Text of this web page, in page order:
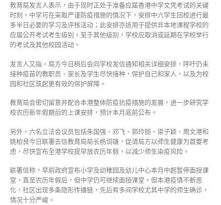
教育局发言人表示，由于现时正处于准备应届香港中学文凭考试的关键
时刻，中学可在采取严谨防疫措施的情况下，安排中六学生回校进行最
多半日必要的学习及评核活动；此安排亦适用于提供非本地课程学校的
应届公开考试考生级别。至于其他级别，学校应取消或延期在学校举行
的考试及其他校园活动。
发言人又指，局方今日稍后会向学校发信通知相关详细安排，呼吁仍未
接种疫苗的教职员、家长及学生尽快接种，保护自己和家人，以及为校
园和社区筑起更有效的保护屏障。
教育局会密切留意并配合本港整体防疫抗疫措施的发展，进一步研究学
校农历新年假期后的上课安排，预计本月底前公布。
另外，六名立法会议员包括朱国强、邓飞、郭玲丽、梁子颖、周文港和
姚柏良今日联署去信教育局局长杨润雄，促请局方以师生健康为首要考
虑，尽快宣布全港学校提早放农历年假，以减少师生染疫风险。
联署信称，早前政府宣布小学及幼稚园及幼儿中心本月中起暂停面授课
堂，直至农历年假后，但中学仍可继续面授课堂。但本港疫情不断恶
化，社区出现多条隐形传播链，先后有多间学校尤其中学的师生确诊，
情况十分严峻。